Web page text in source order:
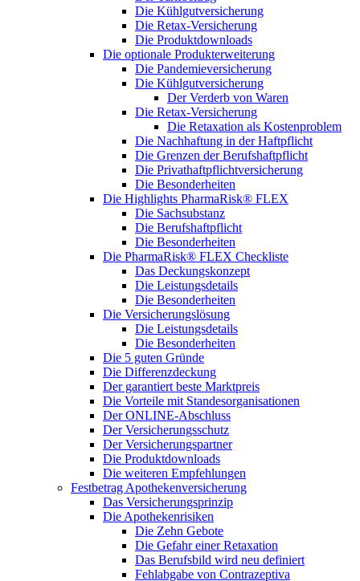
Die Kühlgutversicherung
Die Retax-Versicherung
Die Produktdownloads
Die optionale Produkterweiterung
Die Pandemieversicherung
Die Kühlgutversicherung
Der Verderb von Waren
Die Retax-Versicherung
Die Retaxation als Kostenproblem
Die Nachhaftung in der Haftpflicht
Die Grenzen der Berufshaftpflicht
Die Privathaftpflichtversicherung
Die Besonderheiten
Die Highlights PharmaRisk® FLEX
Die Sachsubstanz
Die Berufshaftpflicht
Die Besonderheiten
Die PharmaRisk® FLEX Checkliste
Das Deckungskonzept
Die Leistungsdetails
Die Besonderheiten
Die Versicherungslösung
Die Leistungsdetails
Die Besonderheiten
Die 5 guten Gründe
Die Differenzdeckung
Der garantiert beste Marktpreis
Die Vorteile mit Standesorganisationen
Der ONLINE-Abschluss
Der Versicherungsschutz
Der Versicherungspartner
Die Produktdownloads
Die weiteren Empfehlungen
Festbetrag Apothekenversicherung
Das Versicherungsprinzip
Die Apothekenrisiken
Die Zehn Gebote
Die Gefahr einer Retaxation
Das Berufsbild wird neu definiert
Fehlabgabe von Contrazeptiva